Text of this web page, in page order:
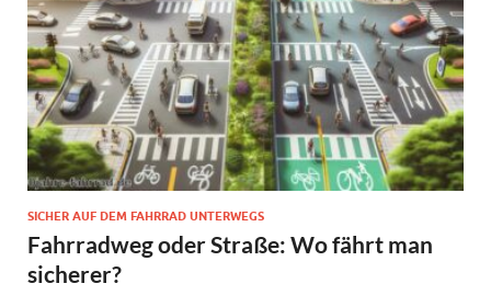
SICHER AUF DEM FAHRRAD UNTERWEGS
Fahrradweg oder Straße: Wo fährt man
sicherer?